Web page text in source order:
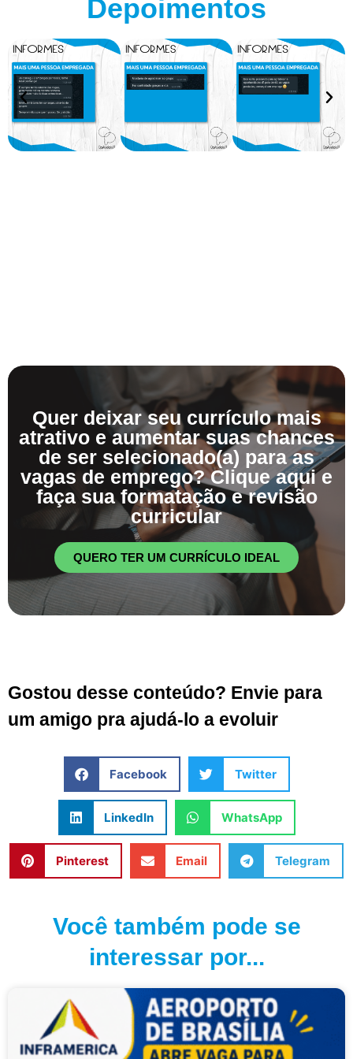
Depoimentos
Quer deixar seu currículo mais
atrativo e aumentar suas chances
de ser selecionado(a) para as
vagas de emprego? Clique aqui e
faça sua formatação e revisão
curricular
QUERO TER UM CURRÍCULO IDEAL
Gostou desse conteúdo? Envie para
um amigo pra ajudá-lo a evoluir
Facebook Twitter
LinkedIn WhatsApp
Pinterest Email Telegram
Você também pode se
interessar por...